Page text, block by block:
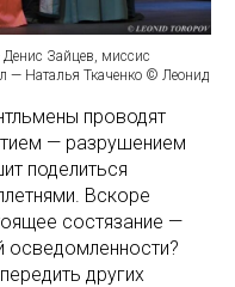
Зайцев, миссис
— Наталья Ткаченко © Леонид
проводят
— разрушением
поделиться
Вскоре
состязание —
осведомленности?
других